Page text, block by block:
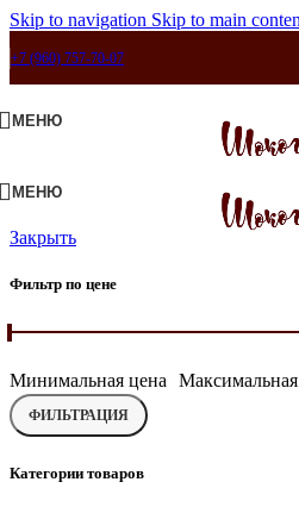
Skip to navigation Skip to main
+7 (960) 757-70-07
МЕНЮ
МЕНЮ
Закрыть
Фильтр по цене
Минимальная цена
ФИЛЬТРАЦИЯ
Категории товаров